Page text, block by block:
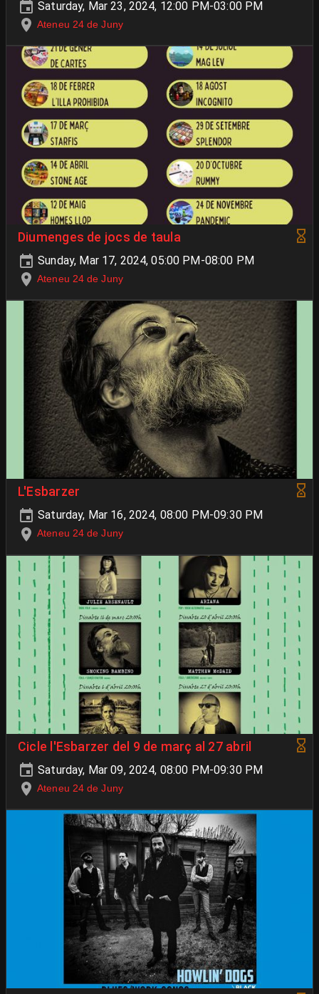
Saturday, Mar 23, 2024, 12:00 PM-03:00 PM
Ateneu 24 de Juny
Diumenges de jocs de taula
Sunday, Mar 17, 2024, 05:00 PM-08:00 PM
Ateneu 24 de Juny
L'Esbarzer
Saturday, Mar 16, 2024, 08:00 PM-09:30 PM
Ateneu 24 de Juny
Cicle l'Esbarzer del 9 de març al 27 abril
Saturday, Mar 09, 2024, 08:00 PM-09:30 PM
Ateneu 24 de Juny